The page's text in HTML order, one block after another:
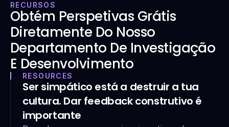
RECURSOS
Obtém Perspetivas Grátis
Diretamente Do Nosso
Departamento De Investigação
E Desenvolvimento
RESOURCES
Ser simpático está a destruir a tua
cultura. Dar feedback construtivo é
importante